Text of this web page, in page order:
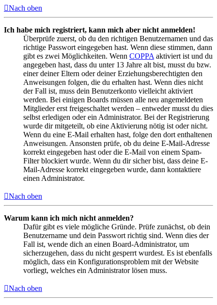
Nach oben
Ich habe mich registriert, kann mich aber nicht anmelden!
Überprüfe zuerst, ob du den richtigen Benutzernamen und das
richtige Passwort eingegeben hast. Wenn diese stimmen, dann
gibt es zwei Möglichkeiten. Wenn COPPA aktiviert ist und du
angegeben hast, dass du unter 13 Jahre alt bist, musst du bzw.
einer deiner Eltern oder deiner Erziehungsberechtigten den
Anweisungen folgen, die du erhalten hast. Wenn dies nicht
der Fall ist, muss dein Benutzerkonto vielleicht aktiviert
werden. Bei einigen Boards müssen alle neu angemeldeten
Mitglieder erst freigeschaltet werden – entweder musst du dies
selbst erledigen oder ein Administrator. Bei der Registrierung
wurde dir mitgeteilt, ob eine Aktivierung nötig ist oder nicht.
Wenn du eine E-Mail erhalten hast, folge den dort enthaltenen
Anweisungen. Ansonsten prüfe, ob du deine E-Mail-Adresse
korrekt eingegeben hast oder die E-Mail von einem Spam-
Filter blockiert wurde. Wenn du dir sicher bist, dass deine E-
Mail-Adresse korrekt eingegeben wurde, dann kontaktiere
einen Administrator.
Nach oben
Warum kann ich mich nicht anmelden?
Dafür gibt es viele mögliche Gründe. Prüfe zunächst, ob dein
Benutzername und dein Passwort richtig sind. Wenn dies der
Fall ist, wende dich an einen Board-Administrator, um
sicherzugehen, dass du nicht gesperrt wurdest. Es ist ebenfalls
möglich, dass ein Konfigurationsproblem mit der Website
vorliegt, welches ein Administrator lösen muss.
Nach oben